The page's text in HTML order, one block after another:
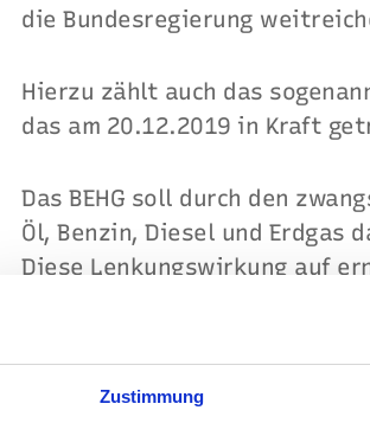
Zustimmung
die Bundesregierung
Hierzu zählt auch das
das am 20.12.2019 in Kraft
Das BEHG soll durch den
Öl, Benzin, Diesel und Erdgas
Diese Lenkungswirkung auf
Deutschland deutlich
Sie als Endverbraucher